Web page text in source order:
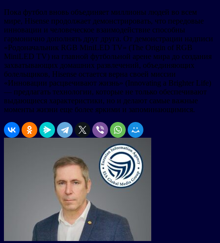
Пока футбол вновь объединяет миллионы людей во всем
мире, Hisense продолжает демонстрировать, что передовые
инновации и человеческое взаимодействие способны
гармонично дополнять друг друга. От демонстрации надписи
«Родоначальник RGB MiniLED TV» (The Origin of RGB
MiniLED TV) на главной футбольной арене мира до создания
захватывающих домашних развлечений, объединяющих
болельщиков, Hisense остается верна своей миссии
«Инновации расцвечивают жизнь» (Innovating a Brighter Life)
— предлагать технологии, которые не только обеспечивают
выдающиеся характеристики, но и делают самые важные
моменты жизни еще более яркими и запоминающимися.